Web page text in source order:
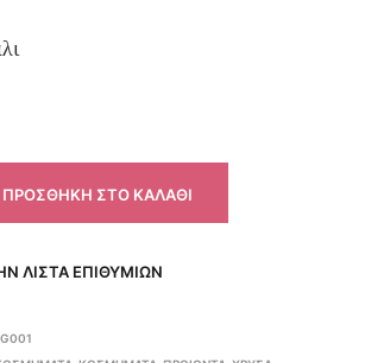
ΠΡΟΣΘΉΚΗ ΣΤΟ ΚΑΛΆΘΙ
ΛΊΣΤΑ ΕΠΙΘΥΜΙΏΝ